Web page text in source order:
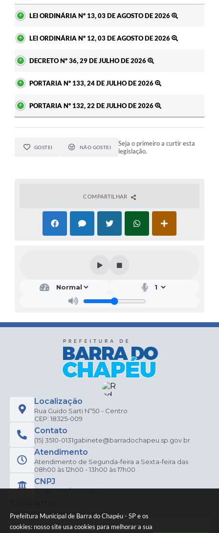
Prefeitura Municipal de Barra do Chapéu - SP e os
cookies: nosso site usa cookies para melhorar a sua
LEI ORDINÁRIA Nº 13, 03 DE AGOSTO DE 2026
LEI ORDINÁRIA Nº 12, 03 DE AGOSTO DE 2026
DECRETO Nº 36, 29 DE JULHO DE 2026
PORTARIA Nº 133, 24 DE JULHO DE 2026
PORTARIA Nº 132, 22 DE JULHO DE 2026
GOSTEI NÃO GOSTEI
Seja o primeiro a curtir esta
legislação.
COMPARTILHAR
Localização
Rua Guido Sarti Nº50 - Centro
CEP: 18325-009
Contato
(15) 3510-0131gabinete@barradochapeu.sp.gov.br
Atendimento
Atendimento de Segunda-feira a Sexta-feira das
08h00 às 12h00 - 13h00 às 17h00
CNPJ
67.360.396/0001-59
Inscreva-se e receba informativos